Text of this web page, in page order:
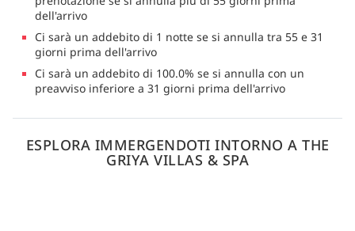
dell'arrivo
Ci sarà un addebito di 1 notte se si annulla tra 55 e 31
giorni prima dell'arrivo
Ci sarà un addebito di 100.0% se si annulla con un
preavviso inferiore a 31 giorni prima dell'arrivo
ESPLORA IMMERGENDOTI INTORNO A THE
GRIYA VILLAS & SPA